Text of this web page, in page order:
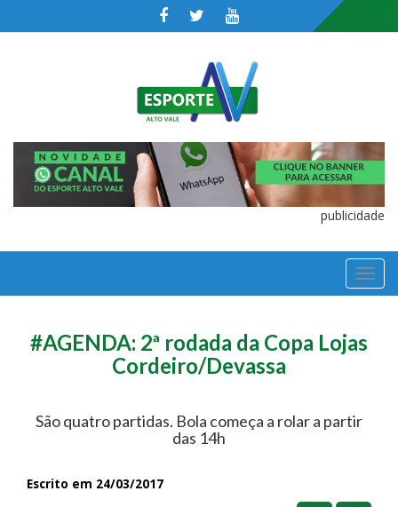
publicidade
#AGENDA: 2ª rodada da Copa Lojas
Cordeiro/Devassa
São quatro partidas. Bola começa a rolar a partir
das 14h
Escrito em 24/03/2017